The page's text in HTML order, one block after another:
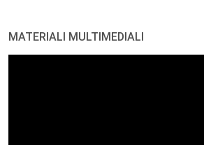
MATERIALI MULTIMEDIALI